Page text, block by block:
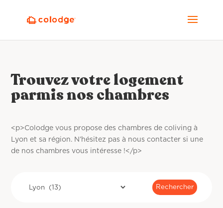
Trouvez votre logement
parmis nos chambres
<p>Colodge vous propose des chambres de coliving à
Lyon et sa région. N’hésitez pas à nous contacter si une
de nos chambres vous intéresse !</p>